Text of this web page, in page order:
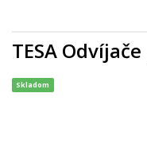
TESA
Skladom